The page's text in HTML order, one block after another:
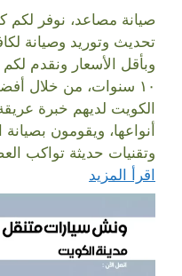
صيانة مصاعد، نوفر لكم
تحديث وتوريد وصيانة
وبأقل الأسعار ونقدم
١٠ سنوات، من خلال
الكويت لديهم خبرة
أنواعها، ويقومون
وتقنيات حديثة تواكب
اقرأ المزيد